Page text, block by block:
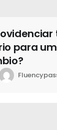
para um